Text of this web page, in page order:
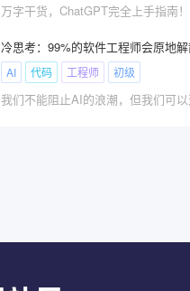
万字干货，ChatGPT完全上手指南！
冷思考：99%的软件工程师会原地解
AI 代码 工程师 初级